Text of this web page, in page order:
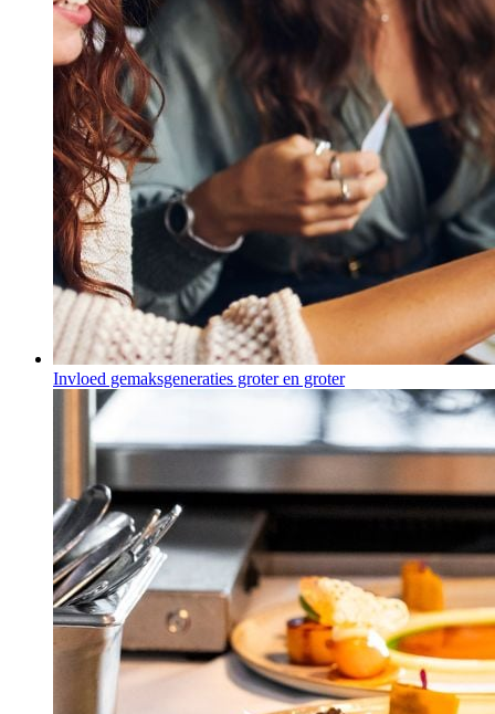
Invloed gemaksgeneraties groter en groter